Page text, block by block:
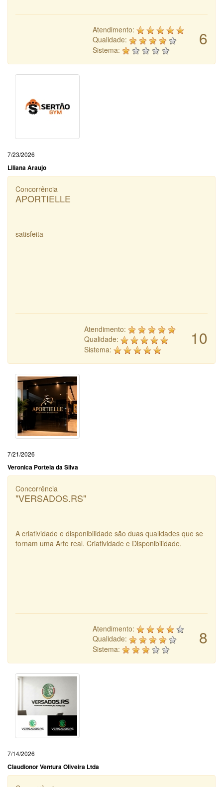
6
Atendimento:
Qualidade:
Sistema:
7/23/2026
Liliana Araujo
Concorrência
APORTIELLE
satisfeita
10
Atendimento:
Qualidade:
Sistema:
7/21/2026
Veronica Portela da Silva
Concorrência
"VERSADOS.RS"
A criatividade e disponibilidade são duas qualidades que se
tornam uma Arte real. Criatividade e Disponibilidade.
8
Atendimento:
Qualidade:
Sistema:
7/14/2026
Claudionor Ventura Oliveira Ltda